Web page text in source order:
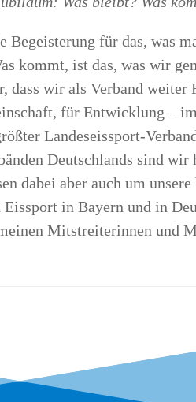
Begeis­te­rung für das, was
kommt, ist das, was wir
dass wir als Ver­band wei­ter
für Ent­wick­lung –
Lan­des­eis­sport-
Deutsch­lands sind wir
dabei aber auch um
in Bay­ern und in
Mit­strei­te­rin­nen und